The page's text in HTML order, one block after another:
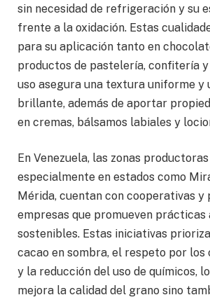
sin necesidad de refrigeración y su
frente a la oxidación. Estas
para su aplicación tanto en
productos de pastelería, confitería
uso asegura una textura uniforme y
brillante, además de aportar
en cremas, bálsamos labiales y
En Venezuela, las zonas
especialmente en estados como
Mérida, cuentan con cooperativas y
empresas que promueven prácticas
sostenibles. Estas iniciativas
cacao en sombra, el respeto por
y la reducción del uso de químicos,
mejora la calidad del grano sino